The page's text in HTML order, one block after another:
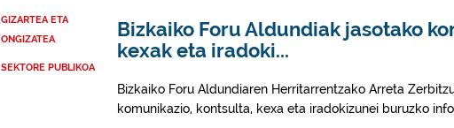
GIZARTEA ETA
ONGIZATEA
SEKTORE PUBLIKOA
Bizkaiko Foru Aldundiak jasotako
kexak eta iradoki...
Bizkaiko Foru Aldundiaren Herritarrentzako Arreta
komunikazio, kontsulta, kexa eta iradokizunei buruzko